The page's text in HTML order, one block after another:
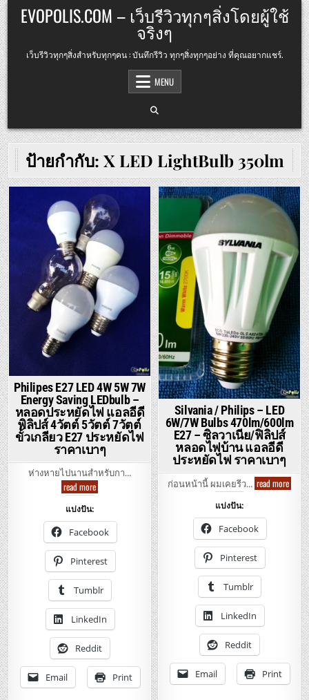
Skip
to
content
EVOPOLIS.COM – เว็บรีวิวทุกๆสิ่งโดยผู้ใช้
จริงๆ
เว็บรีวิวทุกๆสิ่งสำหรับทุกๆคน : บันทึกรีวิว ทุกๆสิ่งทุกๆอย่าง ที่คุณอยากแชร์.
MENU
ป้ายกำกับ: X LED LightBulb 350lm
Posted
Philipes E27 LED 4W 5W 7W
Energy Saving LEDbulb –
หลอดประหยัดไฟ แอลอีดี
พิลิปส์ 4วัตต์ 5วัตต์ 7วัตต์
ขั้วเกลียว E27 ประหยัดไฟ
ราคาเบาๆ
ห่างหายไปนานสำหรับกา…
read morePhilipes
E27
5W
7W
Energy
Saving
LEDbulb
–
หลอด
ประหยัด
ไฟ
แอ
ล
อีดี
พิ
ลิ
ปส์
4วัตต์
5วัตต์
7วัตต์
ขั้ว
เกลียว
แบ่งปัน:
Facebook
Pinterest
Tumblr
LinkedIn
Reddit
Email Print
Posted
Silvania / Philips – LED
6W/7W Bulbs 470lm/600lm
E27 – ซิลวาเนีย/ฟิลิปส์
หลอดไฟบ้าน แอลอีดี
ประหยัดไฟ ราคาเบาๆ
ก่อนหน้านี้ ผมเคยรีว… read more
/
6W/
Bulbs
เนีย/
หล
บ้าน
แอ
อีดี
ประ
แบ่งปัน:
Facebook
Pinterest
Tumblr
LinkedIn
Reddit
Email Print